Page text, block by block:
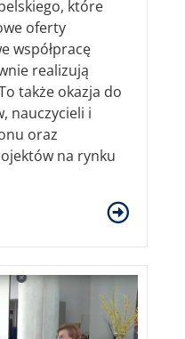
które
oferty
współpracę
realizują
także okazja do
nauczycieli i
oraz
na rynku